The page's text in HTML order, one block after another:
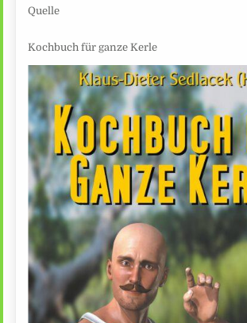
Quelle
Kochbuch für ganze Kerle